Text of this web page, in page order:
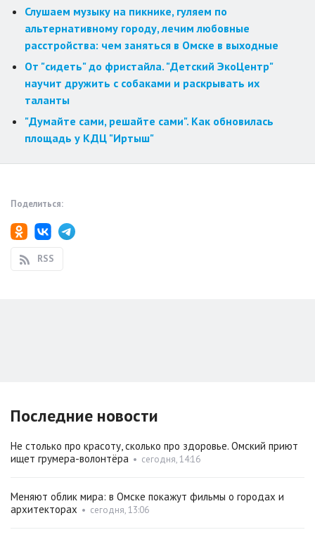
Слушаем музыку на пикнике, гуляем по
альтернативному городу, лечим любовные
расстройства: чем заняться в Омске в выходные
От "сидеть" до фристайла. "Детский ЭкоЦентр"
научит дружить с собаками и раскрывать их
таланты
"Думайте сами, решайте сами". Как обновилась
площадь у КДЦ "Иртыш"
Поделиться:
RSS
Последние новости
Не столько про красоту, сколько про здоровье. Омский приют
ищет грумера-волонтёра • сегодня, 14:16
Меняют облик мира: в Омске покажут фильмы о городах и
архитекторах • сегодня, 13:06